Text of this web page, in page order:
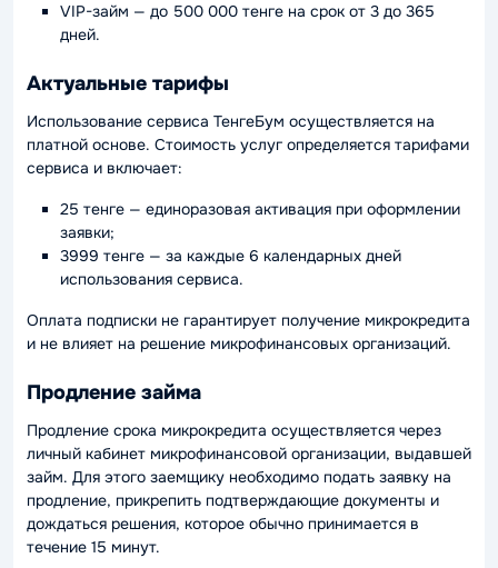
VIP-займ — до 500 000 тенге на срок от 3 до 365
дней.
Актуальные тарифы
Использование сервиса ТенгеБум осуществляется на
платной основе. Стоимость услуг определяется тарифами
сервиса и включает:
25 тенге — единоразовая активация при оформлении
заявки;
3999 тенге — за каждые 6 календарных дней
использования сервиса.
Оплата подписки не гарантирует получение микрокредита
и не влияет на решение микрофинансовых организаций.
Продление займа
Продление срока микрокредита осуществляется через
личный кабинет микрофинансовой организации, выдавшей
займ. Для этого заемщику необходимо подать заявку на
продление, прикрепить подтверждающие документы и
дождаться решения, которое обычно принимается в
течение 15 минут.